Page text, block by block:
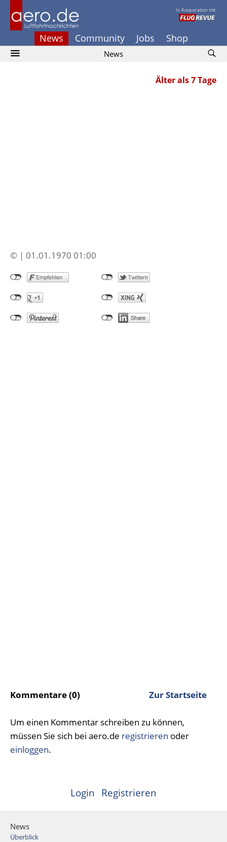
In Kooperation mit
News Community Jobs Shop
News
Älter als 7 Tage
© | 01.01.1970 01:00
Kommentare (0) Zur Startseite
Um einen Kommentar schreiben zu können,
müssen Sie sich bei aero.de registrieren oder
einloggen.
Login Registrieren
News
Überblick